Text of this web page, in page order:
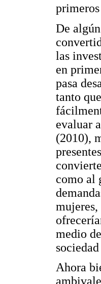
De
las
en
pasa
tanto
evaluar
(2010),
como al
medio
Ahora